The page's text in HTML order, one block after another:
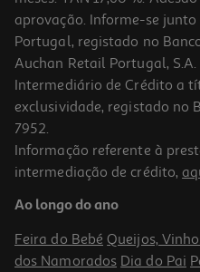
Kit Recarga Toner Hp Neverstop
24.99 €/un
24,99 €
aprovação. Informe-se
Portugal, registado no
Auchan Retail Portugal,
Intermediário de Crédito a
exclusividade, registado no
7952.
Informação referente à
intermediação de crédito,
Ao longo do ano
Feira do Bebé Queijos,
dos Namorados Dia do Pai